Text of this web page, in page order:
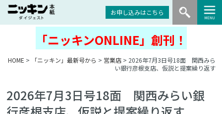
お申し込みはこちら
「ニッキンONLINE」創刊！
HOME > 「ニッキン」最新号から > 営業店> 2026年7月3日号18面 関西みら
い銀行彦根支店、仮説と提案繰り返す
2026年7月3日号18面 関西みらい銀